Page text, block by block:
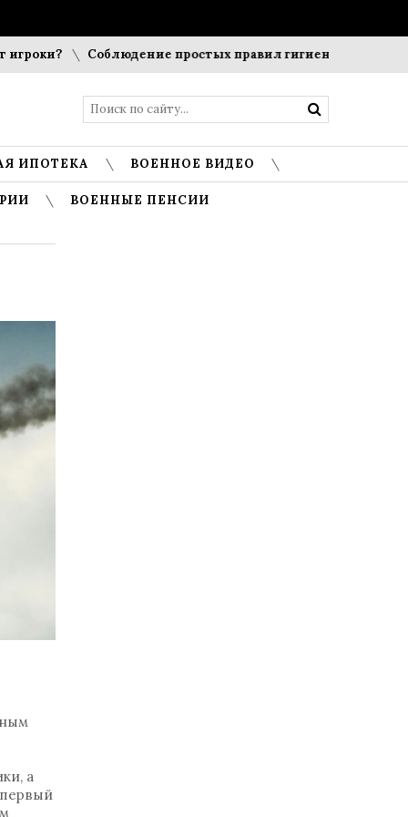
Соблюдение простых правил гигиены помогает
ИПОТЕКА ВОЕННОЕ ВИДЕО
ВОЕННЫЕ ПЕНСИИ
а